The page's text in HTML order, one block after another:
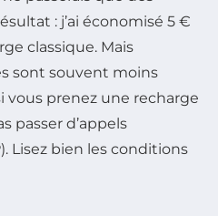
: j’ai économisé 5 €
classique. Mais
sont souvent moins
vous prenez une recharge
passer d’appels
Lisez bien les conditions